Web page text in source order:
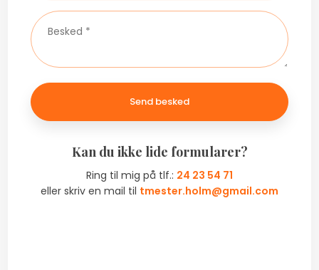
​Kan du ikke lide formularer?
Ring til mig på tlf.: 24 23 54 71
​eller skriv en mail til tmester.holm@gmail.com